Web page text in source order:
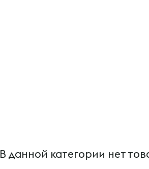
В данной категории нет